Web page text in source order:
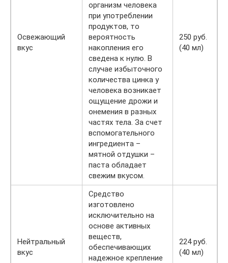
Освежающий
вкус
организм человека
при употреблении
продуктов, то
вероятность
накопления его
сведена к нулю. В
случае избыточного
количества цинка у
человека возникает
ощущение дрожи и
онемения в разных
частях тела. За счет
вспомогательного
ингредиента –
мятной отдушки –
паста обладает
свежим вкусом.
250 руб.
(40 мл)
Нейтральный
вкус
Средство
изготовлено
исключительно на
основе активных
веществ,
обеспечивающих
надежное крепление
224 руб.
(40 мл)